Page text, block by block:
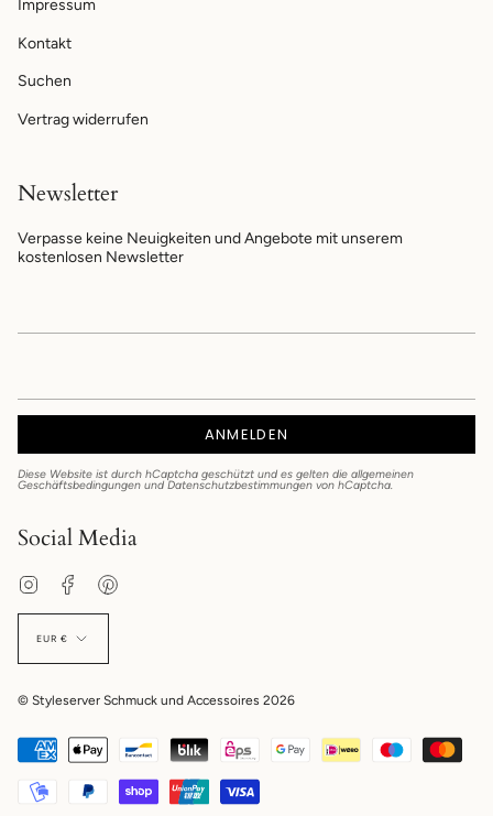
Impressum
Kontakt
Suchen
Vertrag widerrufen
Newsletter
Verpasse keine Neuigkeiten und Angebote mit unserem
kostenlosen Newsletter
ANMELDEN
Diese Website ist durch hCaptcha geschützt und es gelten die allgemeinen
Geschäftsbedingungen und Datenschutzbestimmungen von hCaptcha.
Social Media
InstagramFacebook
EUR €
© Styleserver Schmuck und Accessoires 2026